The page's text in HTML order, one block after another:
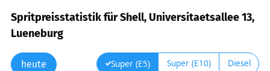
Spritpreisstatistik für Shell, Universitaetsallee 13,
Lueneburg
heute Super (E5) Super (E10) Diesel